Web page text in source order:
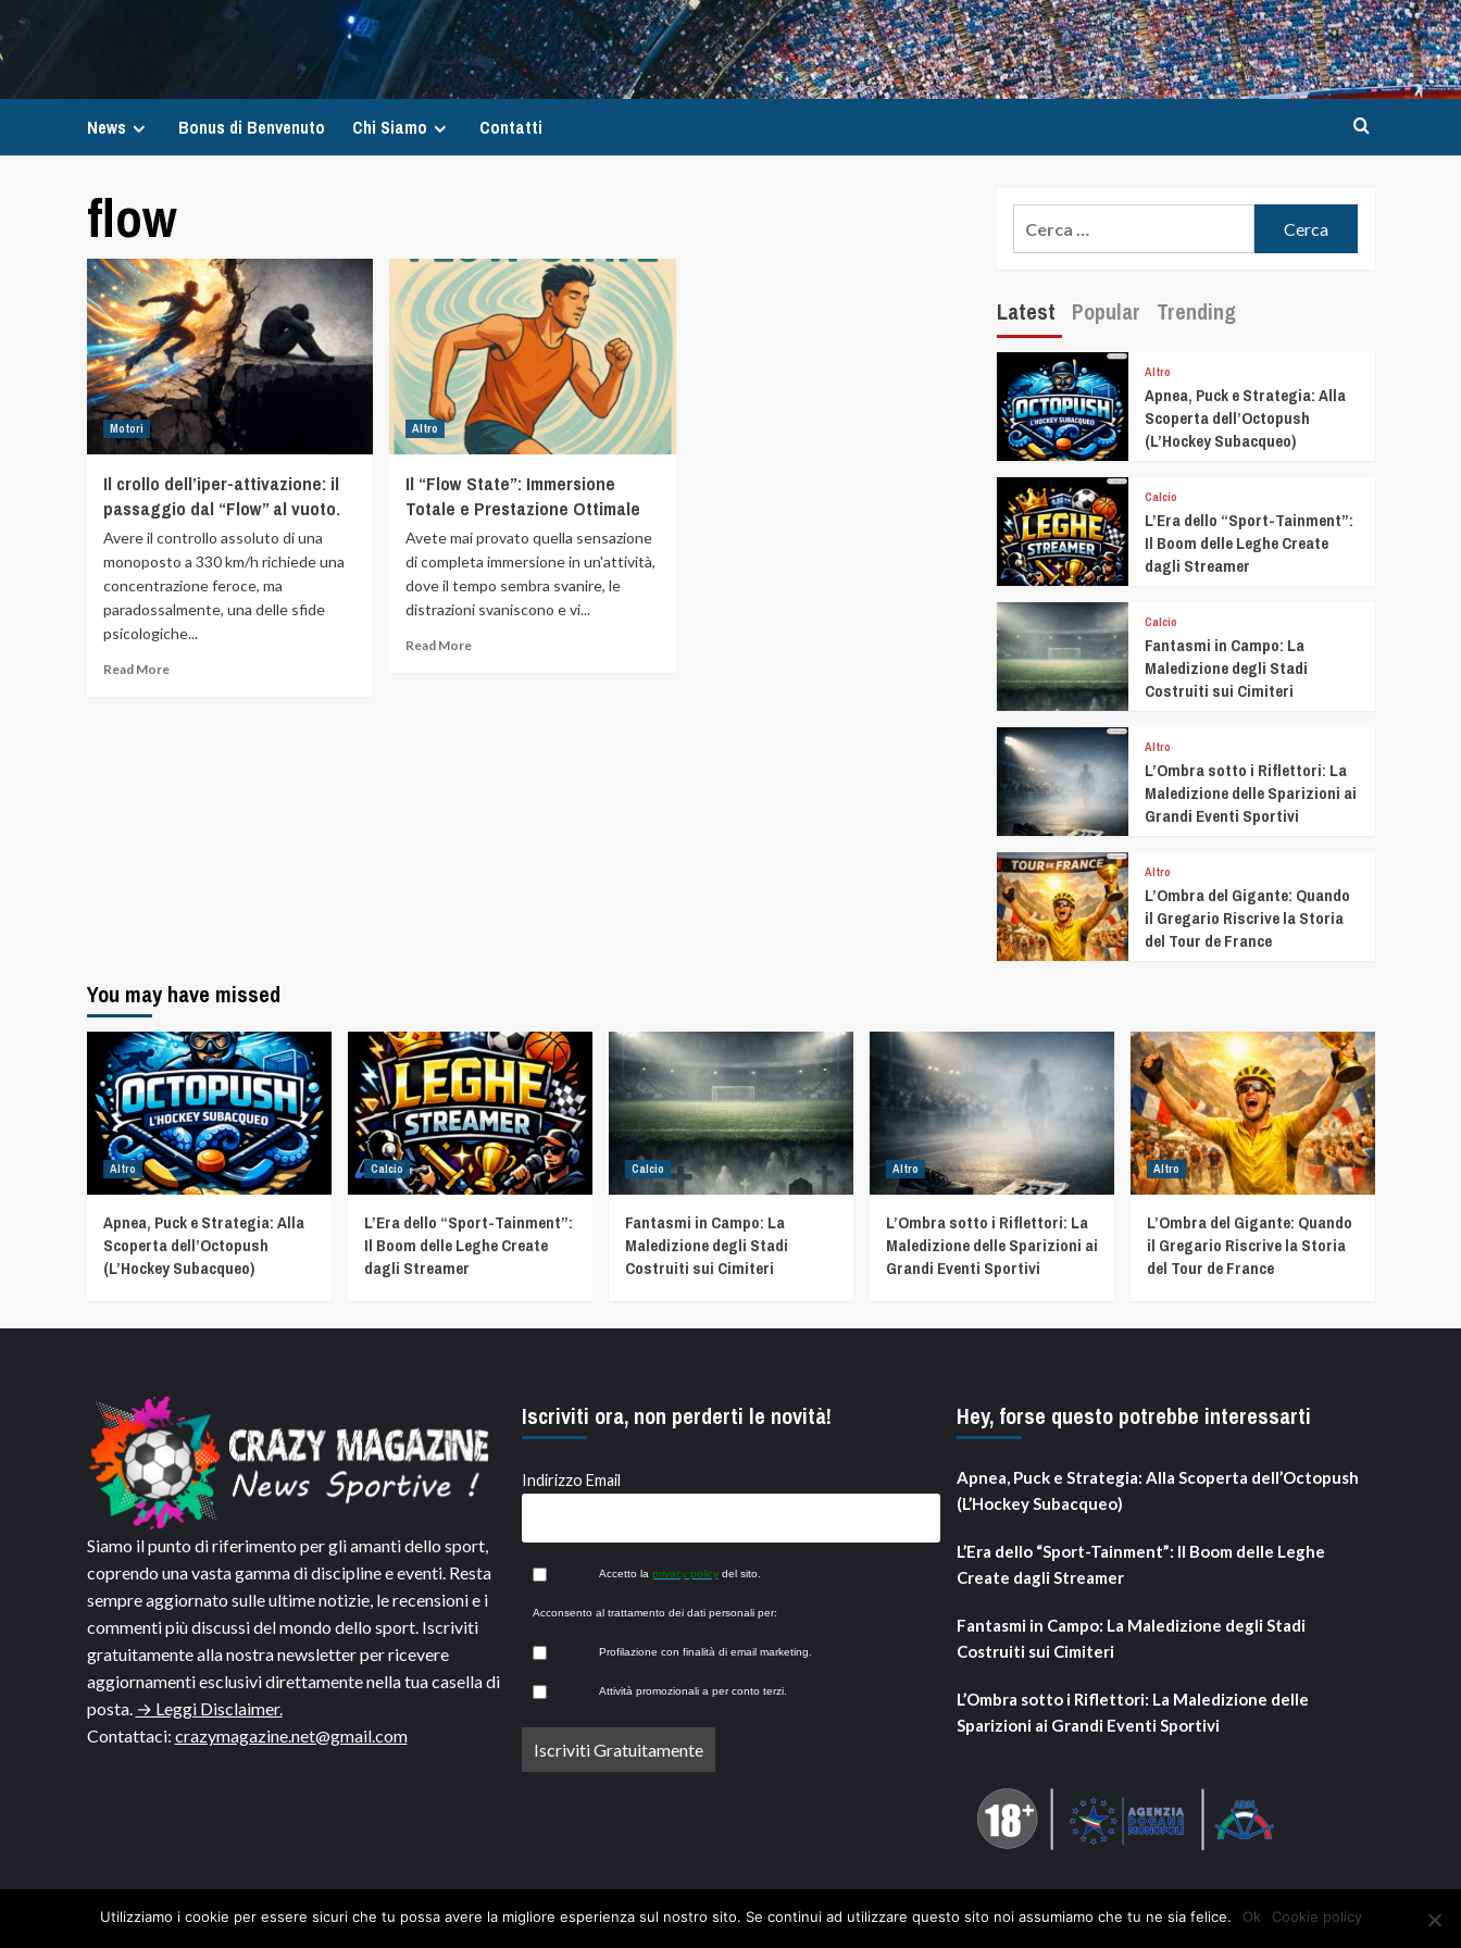
News Bonus di Benvenuto Chi Siamo Contatti
flow
Motori
Il crollo dell’iper-attivazione: il
passaggio dal “Flow” al vuoto.
Avere il controllo assoluto di una
monoposto a 330 km/h richiede una
concentrazione feroce, ma
paradossalmente, una delle sfide
psicologiche...
Read More
Altro
Il “Flow State”: Immersione
Totale e Prestazione Ottimale
Avete mai provato quella sensazione
di completa immersione in un'attività,
dove il tempo sembra svanire, le
distrazioni svaniscono e vi...
Read More
Latest Popular Trending
Altro
Apnea, Puck e Strategia: Alla
Scoperta dell’Octopush
(L’Hockey Subacqueo)
Calcio
L’Era dello “Sport-Tainment”:
Il Boom delle Leghe Create
dagli Streamer
Calcio
Fantasmi in Campo: La
Maledizione degli Stadi
Costruiti sui Cimiteri
Altro
L’Ombra sotto i Riflettori: La
Maledizione delle Sparizioni ai
Grandi Eventi Sportivi
Altro
L’Ombra del Gigante: Quando
il Gregario Riscrive la Storia
del Tour de France
You may have missed
Altro
Apnea, Puck e Strategia: Alla
Scoperta dell’Octopush
(L’Hockey Subacqueo)
Calcio
L’Era dello “Sport-Tainment”:
Il Boom delle Leghe Create
dagli Streamer
Calcio
Fantasmi in Campo: La
Maledizione degli Stadi
Costruiti sui Cimiteri
Altro
L’Ombra sotto i Riflettori: La
Maledizione delle Sparizioni ai
Grandi Eventi Sportivi
Altro
L’Ombra del Gigante: Quando
il Gregario Riscrive la Storia
del Tour de France
Siamo il punto di riferimento per gli amanti dello sport,
coprendo una vasta gamma di discipline e eventi. Resta
sempre aggiornato sulle ultime notizie, le recensioni e i
commenti più discussi del mondo dello sport. Iscriviti
gratuitamente alla nostra newsletter per ricevere
aggiornamenti esclusivi direttamente nella tua casella di
posta. → Leggi Disclaimer.
Contattaci: crazymagazine.net@gmail.com
Iscriviti ora, non perderti le novità!
Indirizzo Email
Accetto la privacy policydel sito.
Acconsento al trattamento dei dati personali per:
Profilazione con finalità di email marketing.
Attività promozionali a per conto terzi.
Hey, forse questo potrebbe interessarti
Apnea, Puck e Strategia: Alla Scoperta dell’Octopush
(L’Hockey Subacqueo)
L’Era dello “Sport-Tainment”: Il Boom delle Leghe
Create dagli Streamer
Fantasmi in Campo: La Maledizione degli Stadi
Costruiti sui Cimiteri
L’Ombra sotto i Riflettori: La Maledizione delle
Sparizioni ai Grandi Eventi Sportivi
Utilizziamo i cookie per essere sicuri che tu possa avere la migliore esperienza sul nostro sito. Se continui ad utilizzare questo sito noi assumiamo che tu ne sia felice. Ok Cookie policy